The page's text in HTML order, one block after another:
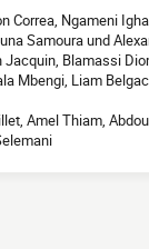
Correa, Ngameni
Samoura und
Blamassi
Mbengi, Liam
Amel Thiam,